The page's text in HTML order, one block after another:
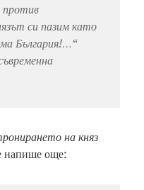
против
си пазим като
България!…“
на княз
напише още: